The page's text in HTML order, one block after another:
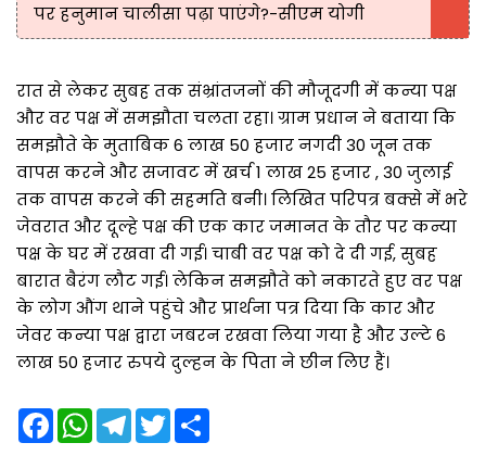
पर हनुमान चालीसा पढ़ा पाएंगे?-सीएम योगी
रात से लेकर सुबह तक संभ्रांतजनों की मौजूदगी में कन्या पक्ष
और वर पक्ष में समझौता चलता रहा। ग्राम प्रधान ने बताया कि
समझौते के मुताबिक 6 लाख 50 हजार नगदी 30 जून तक
वापस करने और सजावट में खर्च 1 लाख 25 हजार , 30 जुलाई
तक वापस करने की सहमति बनी। लिखित परिपत्र बक्से में भरे
जेवरात और दूल्हे पक्ष की एक कार जमानत के तौर पर कन्या
पक्ष के घर में रखवा दी गई। चाबी वर पक्ष को दे दी गई, सुबह
बारात बैरंग लौट गई। लेकिन समझौते को नकारते हुए वर पक्ष
के लोग औंग थाने पहुंचे और प्रार्थना पत्र दिया कि कार और
जेवर कन्या पक्ष द्वारा जबरन रखवा लिया गया है और उल्टे 6
लाख 50 हजार रुपये दुल्हन के पिता ने छीन लिए हैं।
F
a
W
T
e
T
w